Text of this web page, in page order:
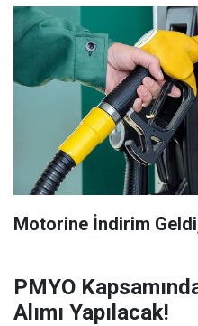
Motorine İndirim
PMYO
Alımı Yapılacak!